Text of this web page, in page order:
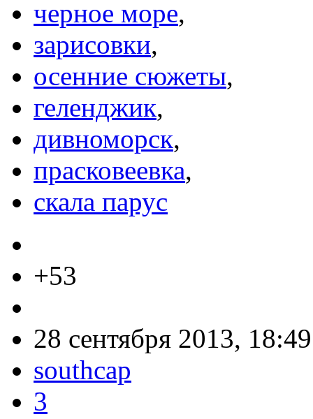
черное море,
зарисовки,
осенние сюжеты,
геленджик,
дивноморск,
прасковеевка,
скала парус
+53
28 сентября 2013, 18:49
southcap
3